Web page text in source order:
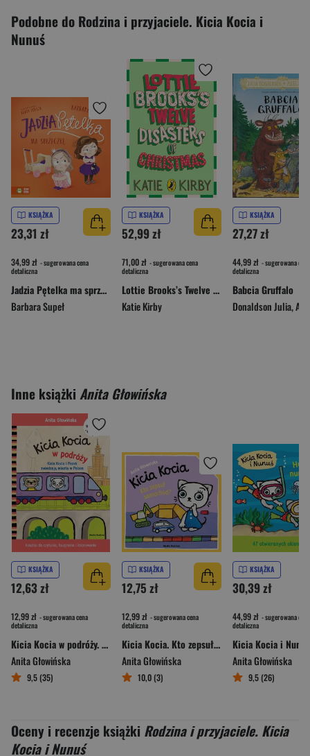
Podobne do Rodzina i przyjaciele. Kicia Kocia i
Nunuś
KSIĄŻKA
23,31 zł
34,99 zł - sugerowana cena
detaliczna
Jadzia Pętelka ma sprzeczkę. Jadzia Pętelka
Barbara Supeł
KSIĄŻKA
52,99 zł
71,00 zł - sugerowana cena
detaliczna
Lottie Brooks’s Twelve Disasters of Christmas
Katie Kirby
KSIĄŻKA
27,27 zł
44,99 zł - sugerowana cena
detaliczna
Babcia Gruffalo
Donaldson Julia,Axel
Inne książki Anita Głowińska
KSIĄŻKA
12,63 zł
12,99 zł - sugerowana cena
detaliczna
Kicia Kocia w podróży. Kolorowanka
Anita Głowińska
9,5 (35)
KSIĄŻKA
12,75 zł
12,99 zł - sugerowana cena
detaliczna
Kicia Kocia. Kto zepsuł samochód?
Anita Głowińska
10,0 (3)
KSIĄŻKA
30,39 zł
44,99 zł - sugerowana cena
detaliczna
Anita Głowińska
9,5 (26)
Oceny i recenzje książki Rodzina i przyjaciele. Kicia
Kocia i Nunuś